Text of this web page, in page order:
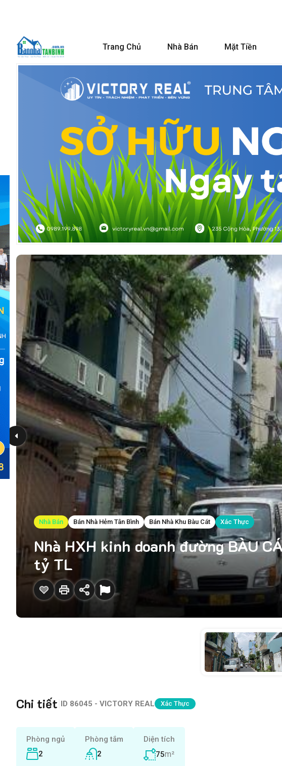
Trang Chủ Nhà Bán Mặt Tiền
Nhà Bán Bán Nhà Hẻm Tân Bình Bán Nhà Khu Bàu Cát Xác Thực
Nhà HXH kinh doanh đường BÀU
tỷ TL
Chi tiết ID 86045 - VICTORY REAL Xác Thực
Phòng ngủ
2
Phòng tắm
2
Diện tích
75m²